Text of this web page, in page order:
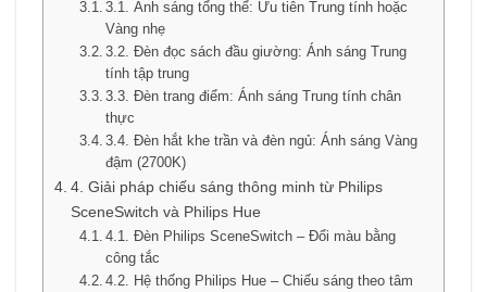
3.1. Ánh sáng tổng thể: Ưu tiên Trung tính hoặc
Vàng nhẹ
3.2. Đèn đọc sách đầu giường: Ánh sáng Trung
tính tập trung
3.3. Đèn trang điểm: Ánh sáng Trung tính chân
thực
3.4. Đèn hắt khe trần và đèn ngủ: Ánh sáng Vàng
đậm (2700K)
4. Giải pháp chiếu sáng thông minh từ Philips
SceneSwitch và Philips Hue
4.1. Đèn Philips SceneSwitch – Đổi màu bằng
công tắc
4.2. Hệ thống Philips Hue – Chiếu sáng theo tâm